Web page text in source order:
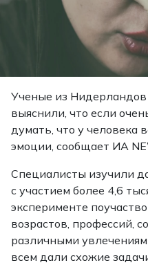
Ученые из Нидерландов
выяснили, что если
думать, что у человека
эмоции, сообщает ИА
Специалисты изучили
с участием более 4,6
эксперименте
возрастов, профессий,
различными
всем дали схожие